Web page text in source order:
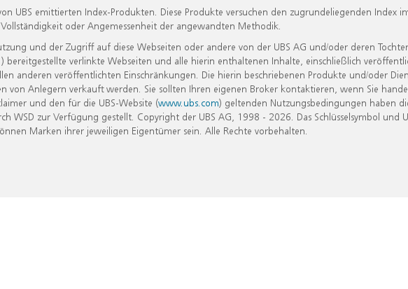
UBS emittierten Index-Produkten. Diese Produkte versuchen den zugrundeliegenden Index
oder Angemessenheit der angewandten Methodik.
und der Zugriff auf diese Webseiten oder andere von der UBS AG und/oder deren
verlinkte Webseiten und alle hierin enthaltenen Inhalte, einschließlich
anderen veröffentlichten Einschränkungen. Die hierin beschriebenen Produkte und/oder
Anlegern verkauft werden. Sie sollten Ihren eigenen Broker kontaktieren, wenn Sie
und den für die UBS-Website (www.ubs.com) geltenden Nutzungsbedingungen haben
zur Verfügung gestellt. Copyright der UBS AG, 1998 - 2026. Das Schlüsselsymbol und
Marken ihrer jeweiligen Eigentümer sein. Alle Rechte vorbehalten.